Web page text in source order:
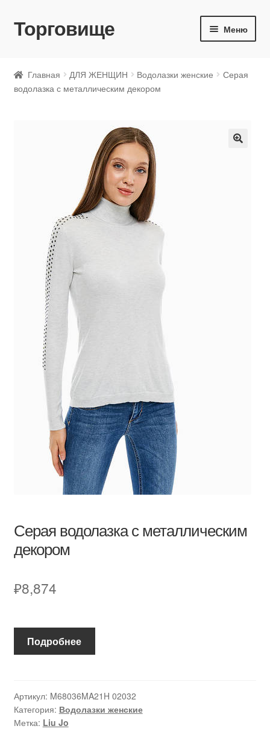
Перейти
Перейти
Торговище Меню
ДЛЯ МУЖЧИН
Главная ДЛЯ ЖЕНЩИН Водолазки женские
Серая
водолазка с металлическим декором
Серая водолазка с металлическим
декором
₽8,874
Подробнее
Артикул: M68036MA21H 02032
Категория: Водолазки женские
Метка: Liu Jo